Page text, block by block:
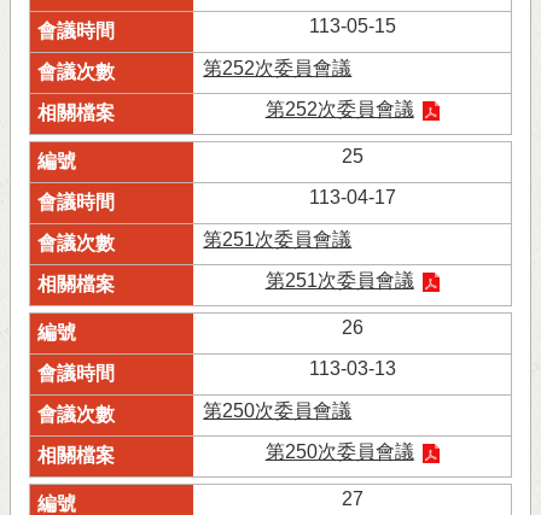
113-05-15
第252次委員會議
第252次委員會議
25
113-04-17
第251次委員會議
第251次委員會議
26
113-03-13
第250次委員會議
第250次委員會議
27